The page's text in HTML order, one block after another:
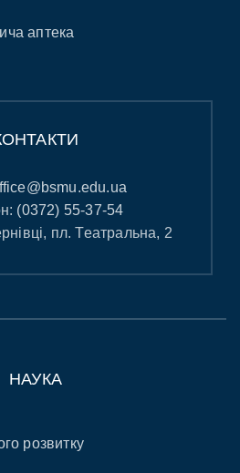
аптека
(0372) 55-37-54
пл. Театральна, 2
НАУКА
розвитку